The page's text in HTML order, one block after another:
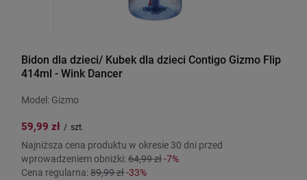
Bidon dla dzieci/ Kubek dla dzieci Contigo Gizmo Flip
414ml - Wink Dancer
Model: Gizmo
59,99 zł / szt.
Najniższa cena produktu w okresie 30 dni przed
wprowadzeniem obniżki:64,99 zł-7%
Cena regularna:89,99 zł-33%